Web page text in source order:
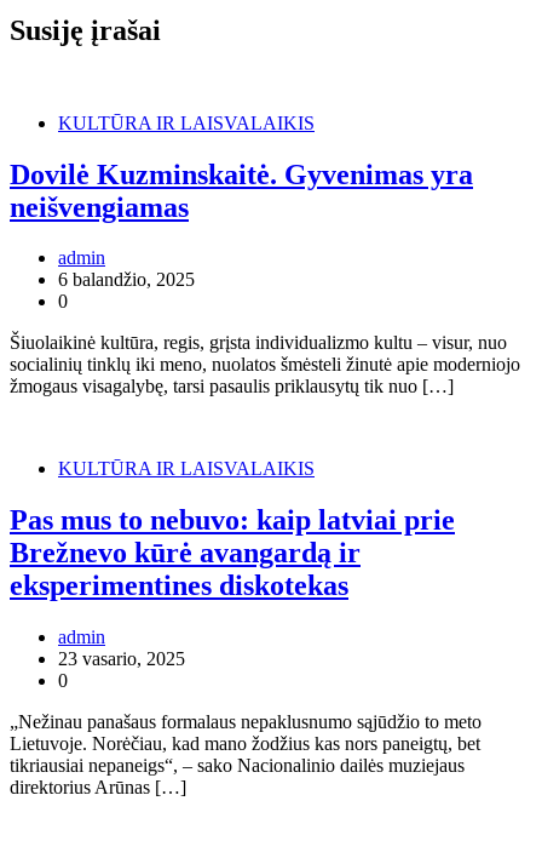
Susiję įrašai
KULTŪRA IR LAISVALAIKIS
Dovilė Kuzminskaitė. Gyvenimas yra
neišvengiamas
admin
6 balandžio, 2025
0
Šiuolaikinė kultūra, regis, grįsta individualizmo kultu – visur, nuo
socialinių tinklų iki meno, nuolatos šmėsteli žinutė apie moderniojo
žmogaus visagalybę, tarsi pasaulis priklausytų tik nuo […]
KULTŪRA IR LAISVALAIKIS
Pas mus to nebuvo: kaip latviai prie
Brežnevo kūrė avangardą ir
eksperimentines diskotekas
admin
23 vasario, 2025
0
„Nežinau panašaus formalaus nepaklusnumo sąjūdžio to meto
Lietuvoje. Norėčiau, kad mano žodžius kas nors paneigtų, bet
tikriausiai nepaneigs“, – sako Nacionalinio dailės muziejaus
direktorius Arūnas […]